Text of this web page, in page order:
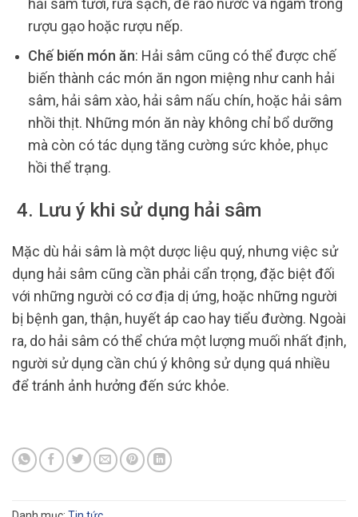
hải sâm tươi, rửa sạch, để ráo nước và ngâm trong
rượu gạo hoặc rượu nếp.
Chế biến món ăn: Hải sâm cũng có thể được chế
biến thành các món ăn ngon miệng như canh hải
sâm, hải sâm xào, hải sâm nấu chín, hoặc hải sâm
nhồi thịt. Những món ăn này không chỉ bổ dưỡng
mà còn có tác dụng tăng cường sức khỏe, phục
hồi thể trạng.
4. Lưu ý khi sử dụng hải sâm
Mặc dù hải sâm là một dược liệu quý, nhưng việc sử
dụng hải sâm cũng cần phải cẩn trọng, đặc biệt đối
với những người có cơ địa dị ứng, hoặc những người
bị bệnh gan, thận, huyết áp cao hay tiểu đường. Ngoài
ra, do hải sâm có thể chứa một lượng muối nhất định,
người sử dụng cần chú ý không sử dụng quá nhiều
để tránh ảnh hưởng đến sức khỏe.